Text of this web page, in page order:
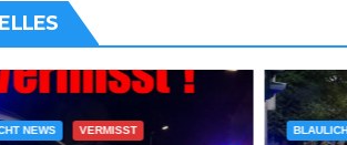
NEWS UNFÄLLE